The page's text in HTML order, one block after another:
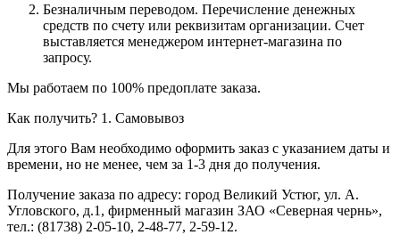
Безналичным переводом. Перечисление денежных
средств по счету или реквизитам организации. Счет
выставляется менеджером интернет-магазина по
запросу.
Мы работаем по 100% предоплате заказа.
Как получить? 1. Самовывоз
Для этого Вам необходимо оформить заказ с указанием даты и
времени, но не менее, чем за 1-3 дня до получения.
Получение заказа по адресу: город Великий Устюг, ул. А.
Угловского, д.1, фирменный магазин ЗАО «Северная чернь»,
тел.: (81738) 2-05-10, 2-48-77, 2-59-12.